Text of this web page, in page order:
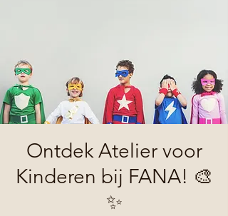
Ontdek Atelier voor
Kinderen bij FANA! 🎨
✨